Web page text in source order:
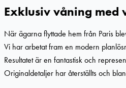
Exklusiv våning med
När ägarna flyttade hem från Paris
Vi har arbetat fram en modern
Resultatet är en fantastisk och
Originaldetaljer har återställts och